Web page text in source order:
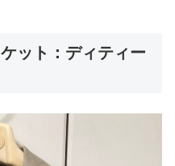
ット：ディティー